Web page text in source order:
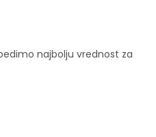
najbolju vrednost za